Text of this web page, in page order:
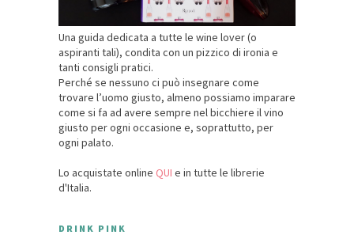
Una guida dedicata a tutte le wine lover (o
aspiranti tali), condita con un pizzico di ironia e
tanti consigli pratici.
Perché se nessuno ci può insegnare come
trovare l’uomo giusto, almeno possiamo imparare
come si fa ad avere sempre nel bicchiere il vino
giusto per ogni occasione e, soprattutto, per
ogni palato.
Lo acquistate online QUI e in tutte le librerie
d'Italia.
DRINK PINK